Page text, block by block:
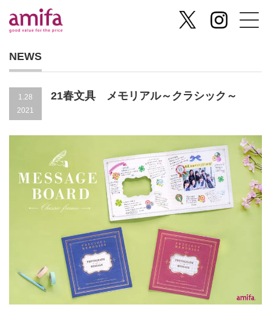
NEWS
1.28
2021
21春文具 メモリアル～クラシック～